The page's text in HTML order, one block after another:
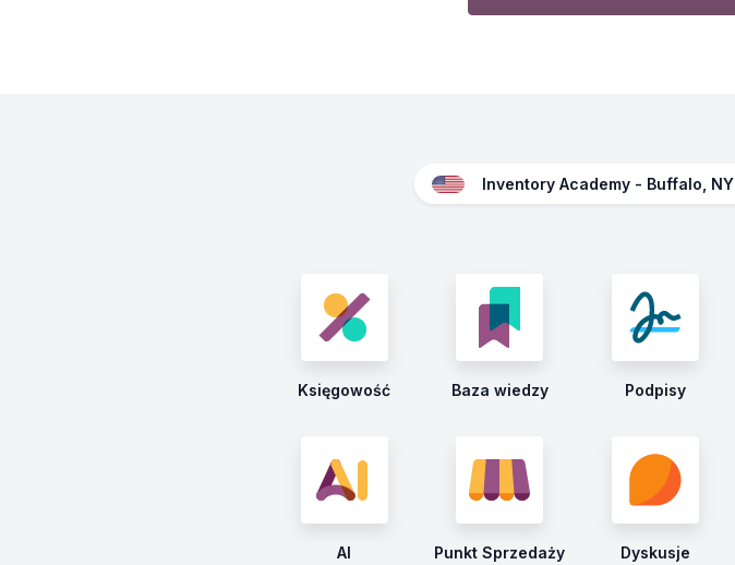
Inventory Academy - Buffalo, NY
Księgowość Baza wiedzy Podpisy
AI Punkt Sprzedaży Dyskusje